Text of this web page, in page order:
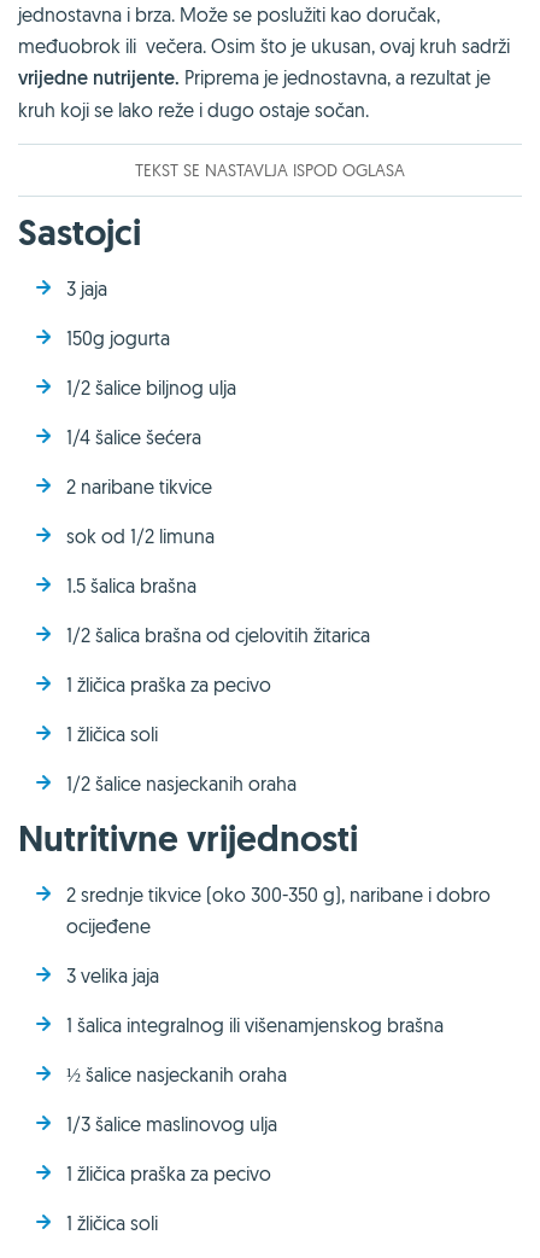
jednostavna i brza. Može se poslužiti kao doručak,
međuobrok ili večera. Osim što je ukusan, ovaj kruh sadrži
vrijedne nutrijente. Priprema je jednostavna, a rezultat je
kruh koji se lako reže i dugo ostaje sočan.
TEKST SE NASTAVLJA ISPOD OGLASA
Sastojci
3 jaja
150g jogurta
1/2 šalice biljnog ulja
1/4 šalice šećera
2 naribane tikvice
sok od 1/2 limuna
1.5 šalica brašna
1/2 šalica brašna od cjelovitih žitarica
1 žličica praška za pecivo
1 žličica soli
1/2 šalice nasjeckanih oraha
Nutritivne vrijednosti
2 srednje tikvice (oko 300-350 g), naribane i dobro
ocijeđene
3 velika jaja
1 šalica integralnog ili višenamjenskog brašna
½ šalice nasjeckanih oraha
1/3 šalice maslinovog ulja
1 žličica praška za pecivo
1 žličica soli